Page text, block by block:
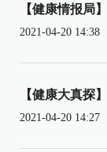
【健康情报局
2021-04-20 14:38
【健康大真探
2021-04-20 14:27